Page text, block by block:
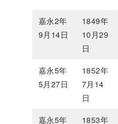
嘉永2年
9月14日
1849年
10月29
日
嘉永5年
5月27日
1852年
7月14
日
嘉永5年 1853年